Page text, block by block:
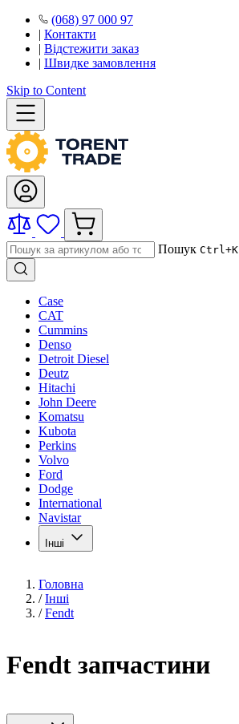
(068) 97 000 97
| Контакти
| Відстежити заказ
| Швидке замовлення
Skip to Content
Пошук Ctrl+K
Case
CAT
Cummins
Denso
Detroit Diesel
Deutz
Hitachi
John Deere
Komatsu
Kubota
Perkins
Volvo
Ford
Dodge
International
Navistar
Інші
Головна
/ Інші
/ Fendt
Fendt запчастини